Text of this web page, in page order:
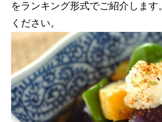
をランキング形式でご紹介します
ください。